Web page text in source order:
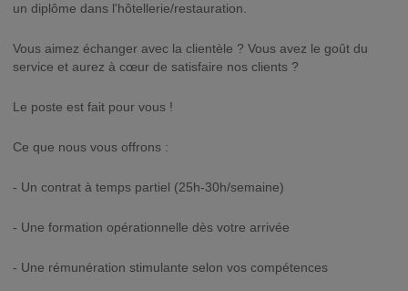
un diplôme dans l'hôtellerie/restauration.
Vous aimez échanger avec la clientèle ? Vous avez le goût du
service et aurez à cœur de satisfaire nos clients ?
Le poste est fait pour vous !
Ce que nous vous offrons :
- Un contrat à temps partiel (25h-30h/semaine)
- Une formation opérationnelle dès votre arrivée
- Une rémunération stimulante selon vos compétences